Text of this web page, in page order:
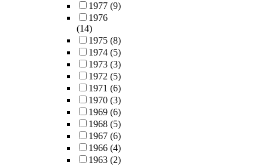
1977 (9)
1976
(14)
1975 (8)
1974 (5)
1973 (3)
1972 (5)
1971 (6)
1970 (3)
1969 (6)
1968 (5)
1967 (6)
1966 (4)
1963 (2)